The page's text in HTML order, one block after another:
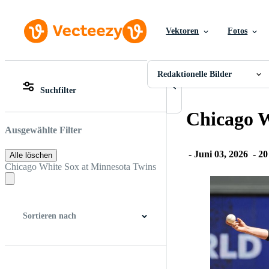
Vektoren Fotos
Redaktionelle Bilder
PSDs
Vorlagen
Vektoren
Motion Graphics
Redaktionelle Bilder
Redaktionelle Bilder
Alle Bilder
PNGs
PSDs
Vorlagen
Redaktionelle Bilder
Redaktionelle Ereignisse
Suchfilter
Ausgewählte Filter
Alle löschen
Chicago White Sox at Minnesota Twins
Sortieren nach
Chicago
- Juni 03, 2026 -